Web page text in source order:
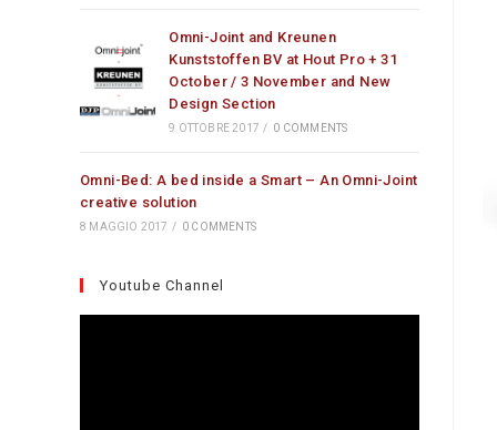
Omni-Joint and Kreunen
Kunststoffen BV at Hout Pro + 31
October / 3 November and New
Design Section
9 OTTOBRE 2017 / 0 COMMENTS
Omni-Bed: A bed inside a Smart – An Omni-Joint
creative solution
8 MAGGIO 2017 / 0 COMMENTS
Youtube Channel